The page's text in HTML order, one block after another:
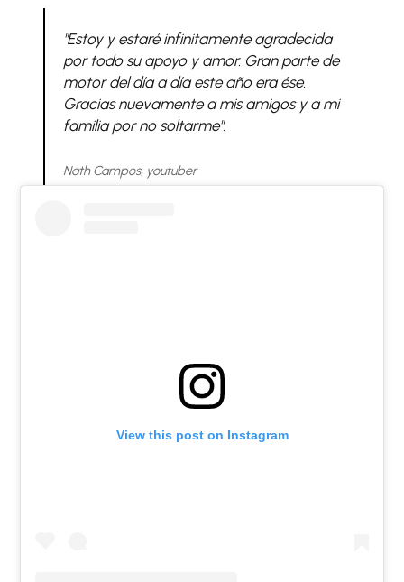
"Estoy y estaré infinitamente agradecida
por todo su apoyo y amor. Gran parte de
motor del día a día este año era ése.
Gracias nuevamente a mis amigos y a mi
familia por no soltarme".
Nath Campos, youtuber
View this post on Instagram